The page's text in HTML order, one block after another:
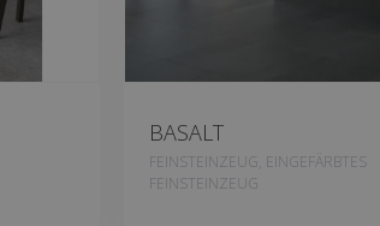
BASALT
FEINSTEINZEUG, EINGEFÄRBTES
FEINSTEINZEUG